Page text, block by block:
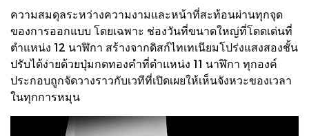
ความสมดุลระหว่างความงามและหน้าที่สะท้อนผ่านทุกจุด
ของการออกแบบ โดยเฉพาะ ช่องวันที่ขนาดใหญ่ที่โดดเด่นที่
ตำแหน่ง 12 นาฬิกา สร้างจากดิสก์ไทเทเนียมโปร่งแสงสองชั้น
ปรับได้ง่ายด้วยปุ่มกดทองคำที่ตำแหน่ง 11 นาฬิกา ทุกองค์
ประกอบถูกจัดวางราวกับเวทีที่เปิดเผยให้เห็นจังหวะของเวลา
ในทุกการหมุน